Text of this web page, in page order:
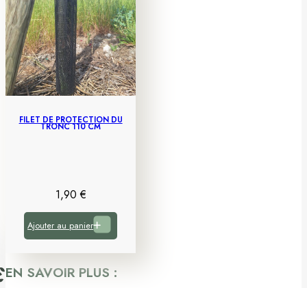
FILET DE PROTECTION DU
TRONC 110 CM
1,90€
Ajouter au panier
EN SAVOIR PLUS :